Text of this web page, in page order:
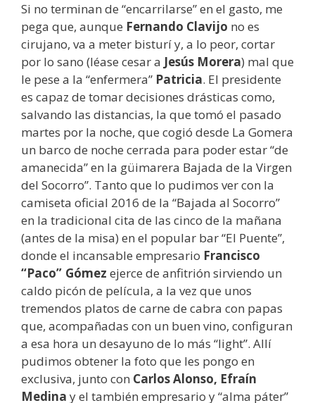
Si no terminan de “encarrilarse” en el gasto, me
pega que, aunque Fernando Clavijo no es
cirujano, va a meter bisturí y, a lo peor, cortar
por lo sano (léase cesar a Jesús Morera) mal que
le pese a la “enfermera” Patricia. El presidente
es capaz de tomar decisiones drásticas como,
salvando las distancias, la que tomó el pasado
martes por la noche, que cogió desde La Gomera
un barco de noche cerrada para poder estar “de
amanecida” en la güimarera Bajada de la Virgen
del Socorro”. Tanto que lo pudimos ver con la
camiseta oficial 2016 de la “Bajada al Socorro”
en la tradicional cita de las cinco de la mañana
(antes de la misa) en el popular bar “El Puente”,
donde el incansable empresario Francisco
“Paco” Gómez ejerce de anfitrión sirviendo un
caldo picón de película, a la vez que unos
tremendos platos de carne de cabra con papas
que, acompañadas con un buen vino, configuran
a esa hora un desayuno de lo más “light”. Allí
pudimos obtener la foto que les pongo en
exclusiva, junto con Carlos Alonso, Efraín
Medina y el también empresario y “alma páter”